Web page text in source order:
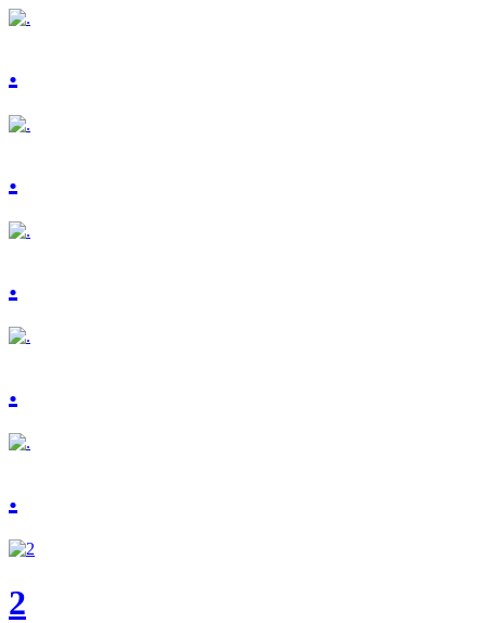
.
.
.
.
.
2